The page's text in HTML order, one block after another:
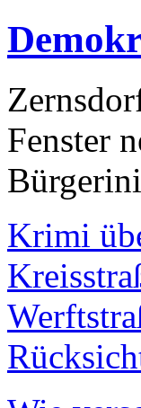
Fenster
Krimi